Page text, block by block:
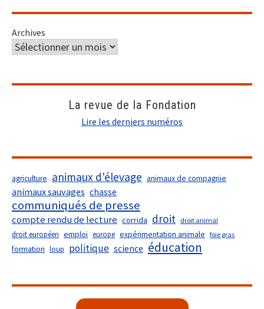
Archives
La revue de la Fondation
Lire les derniers numéros
agriculture animaux d'élevage animaux de compagnie
animaux sauvages chasse
communiqués de presse
compte rendu de lecture corrida droit droit animal
droit européen emploi europe expérimentation animale foie gras
formation loup politique science éducation